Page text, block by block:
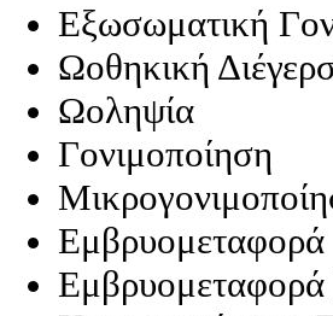
Εξωσωματική
Ωοθηκική
Ωοληψία
Γονιμοποίηση
Εμβρυομεταφορά